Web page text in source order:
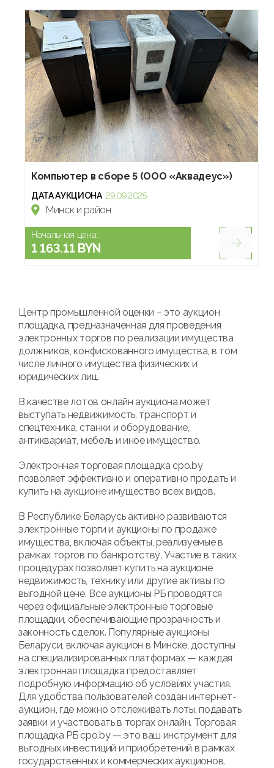
Компьютер в сборе 5 (ООО «Аквадеус»)
ДАТА АУКЦИОНА 29.09.2025
Минск и район
Начальная цена:
1 163.11 BYN
Центр промышленной оценки – это аукцион
площадка, предназначенная для проведения
электронных торгов по реализации имущества
должников, конфискованного имущества, в том
числе личного имущества физических и
юридических лиц.
В качестве лотов онлайн аукциона может
выступать недвижимость, транспорт и
спецтехника, станки и оборудование,
антиквариат, мебель и иное имущество.
Электронная торговая площадка cpo.by
позволяет эффективно и оперативно продать и
купить на аукционе имущество всех видов.
В Республике Беларусь активно развиваются
электронные торги и аукционы по продаже
имущества, включая объекты, реализуемые в
рамках торгов по банкротству. Участие в таких
процедурах позволяет купить на аукционе
недвижимость, технику или другие активы по
выгодной цене. Все аукционы РБ проводятся
через официальные электронные торговые
площадки, обеспечивающие прозрачность и
законность сделок. Популярные аукционы
Беларуси, включая аукцион в Минске, доступны
на специализированных платформах — каждая
электронная площадка предоставляет
подробную информацию об условиях участия.
Для удобства пользователей создан интернет-
аукцион, где можно отслеживать лоты, подавать
заявки и участвовать в торгах онлайн. Торговая
площадка РБ cpo.by — это ваш инструмент для
выгодных инвестиций и приобретений в рамках
государственных и коммерческих аукционов.